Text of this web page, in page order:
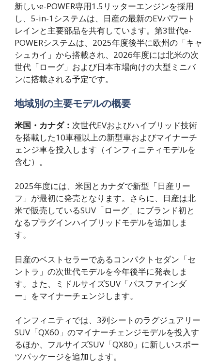
新しいe-POWER専用1.5リッターエンジンを採用
し、5-in-1システムは、日産の最新のEVパワート
レインと主要部品を共有しています。第3世代e-
POWERシステムは、2025年度後半に欧州の「キャ
シュカイ」から搭載され、2026年度には北米の次
世代「ローグ」および日本市場向けの大型ミニバ
ンに搭載される予定です。
地域別の主要モデルの概要
米国・カナダ： 次世代EVおよびハイブリッド技術
を搭載した10車種以上の新型車およびマイナーチ
ェンジ車を投入します（インフィニティモデルを
含む）。
2025年度には、米国とカナダで新型「日産リー
フ」が最初に発売となります。さらに、日産は北
米で販売しているSUV「ローグ」にブランド初と
なるプラグインハイブリッドモデルを追加しま
す。
日産のベストセラーであるコンパクトセダン「セ
ントラ」の次世代モデルを今年後半に発表しま
す。また、ミドルサイズSUV「パスファインダ
ー」をマイナーチェンジします。
インフィニティでは、3列シートのラグジュアリー
SUV「QX60」のマイナーチェンジモデルを投入す
るほか、フルサイズSUV「QX80」に新しいスポー
ツパッケージを追加します。